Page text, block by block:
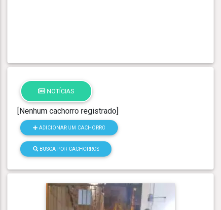
NOTÍCIAS
[Nenhum cachorro registrado]
ADICIONAR UM CACHORRO
BUSCA POR CACHORROS